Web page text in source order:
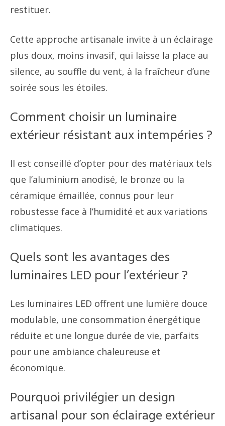
restituer.
Cette approche artisanale invite à un éclairage
plus doux, moins invasif, qui laisse la place au
silence, au souffle du vent, à la fraîcheur d’une
soirée sous les étoiles.
Comment choisir un luminaire
extérieur résistant aux intempéries ?
Il est conseillé d’opter pour des matériaux tels
que l’aluminium anodisé, le bronze ou la
céramique émaillée, connus pour leur
robustesse face à l’humidité et aux variations
climatiques.
Quels sont les avantages des
luminaires LED pour l’extérieur ?
Les luminaires LED offrent une lumière douce
modulable, une consommation énergétique
réduite et une longue durée de vie, parfaits
pour une ambiance chaleureuse et
économique.
Pourquoi privilégier un design
artisanal pour son éclairage extérieur